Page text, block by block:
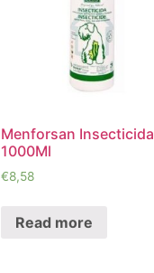
Menforsan Insecticida
1000Ml
€8,58
Read more